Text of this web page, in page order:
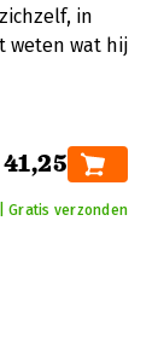
in
weten wat hij
Gratis verzonden